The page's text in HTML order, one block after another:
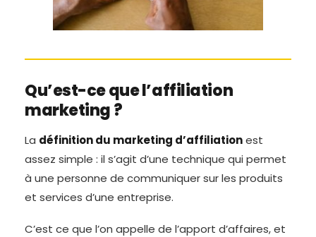
Qu’est-ce que l’affiliation
marketing ?
La définition du marketing d’affiliationest
assez simple : il s’agit d’une technique qui permet
à une personne de communiquer sur les produits
et services d’une entreprise.
C’est ce que l’on appelle de l’apport d’affaires, et